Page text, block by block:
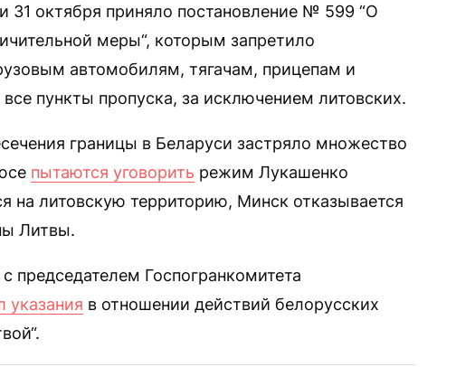
31 октября приняло постановление № 599 “О
меры“, которым запретило
автомобилям, тягачам, прицепам и
пункты пропуска, за исключением литовских.
границы в Беларуси застряло множество
пытаются уговорить режим Лукашенко
на литовскую территорию, Минск отказывается
Литвы.
председателем Госпогранкомитета
указания в отношении действий белорусских